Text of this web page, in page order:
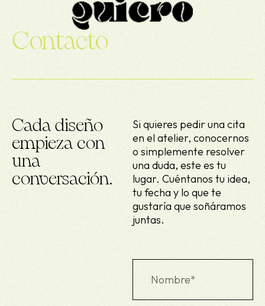
Contacto
Cada diseño
empieza con
una
conversación.
Si quieres pedir una cita
en el atelier, conocernos
o simplemente resolver
una duda, este es tu
lugar. Cuéntanos tu idea,
tu fecha y lo que te
gustaría que soñáramos
juntas.